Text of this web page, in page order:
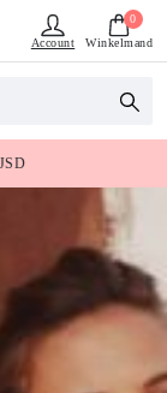
Account
0
Winkelmand